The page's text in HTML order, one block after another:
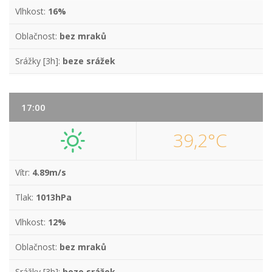
Vlhkost: 16%
Oblačnost: bez mraků
Srážky [3h]: beze srážek
17:00
39,2°C
Vítr: 4.89m/s
Tlak: 1013hPa
Vlhkost: 12%
Oblačnost: bez mraků